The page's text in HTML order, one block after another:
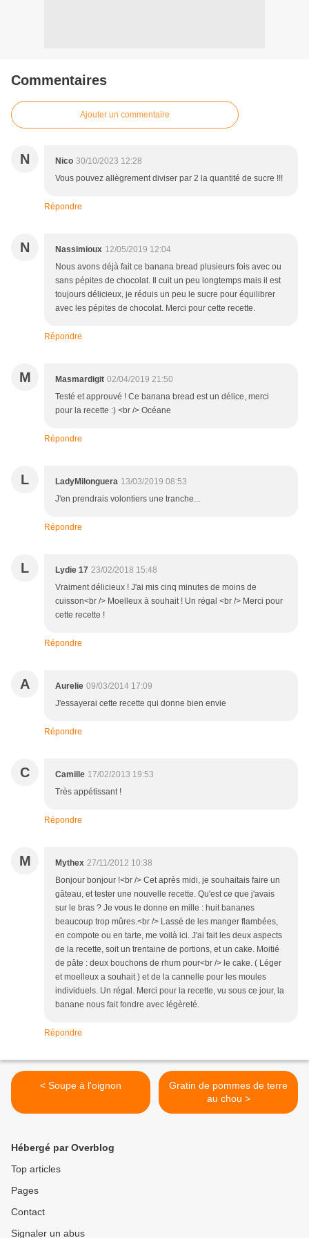
Commentaires
Ajouter un commentaire
N Nico 30/10/2023 12:28
Vous pouvez allègrement diviser par 2 la quantité de sucre !!!
Répondre
N Nassimioux 12/05/2019 12:04
Nous avons déjà fait ce banana bread plusieurs fois avec ou
sans pépites de chocolat. Il cuit un peu longtemps mais il est
toujours délicieux, je réduis un peu le sucre pour équilibrer
avec les pépites de chocolat. Merci pour cette recette.
Répondre
M Masmardigit 02/04/2019 21:50
Testé et approuvé ! Ce banana bread est un délice, merci
pour la recette :) <br /> Océane
Répondre
L LadyMilonguera 13/03/2019 08:53
J'en prendrais volontiers une tranche...
Répondre
L Lydie 17 23/02/2018 15:48
Vraiment délicieux ! J'ai mis cinq minutes de moins de
cuisson<br /> Moelleux à souhait ! Un régal <br /> Merci pour
cette recette !
Répondre
A Aurelie 09/03/2014 17:09
J'essayerai cette recette qui donne bien envie
Répondre
C Camille 17/02/2013 19:53
Très appétissant !
Répondre
M Mythex 27/11/2012 10:38
Bonjour bonjour !<br /> Cet après midi, je souhaitais faire un
gâteau, et tester une nouvelle recette. Qu'est ce que j'avais
sur le bras ? Je vous le donne en mille : huit bananes
beaucoup trop mûres.<br /> Lassé de les manger flambées,
en compote ou en tarte, me voilà ici. J'ai fait les deux aspects
de la recette, soit un trentaine de portions, et un cake. Moitié
de pâte : deux bouchons de rhum pour<br /> le cake. ( Léger
et moelleux a souhait ) et de la cannelle pour les moules
individuels. Un régal. Merci pour la recette, vu sous ce jour, la
banane nous fait fondre avec légèreté.
Répondre
< Soupe à l'oignon
Gratin de pommes de terre
au chou >
Hébergé par Overblog
Top articles
Pages
Contact
Signaler un abus